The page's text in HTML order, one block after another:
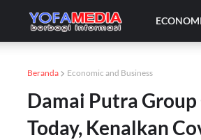
Beranda Economic and Business
Damai Putra
Today, Kenalkan